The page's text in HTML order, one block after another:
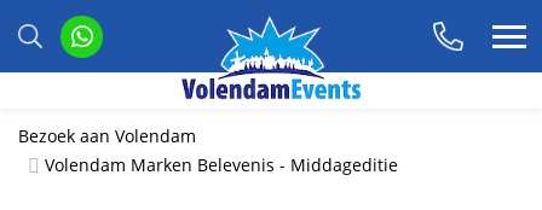
Bezoek aan Volendam
Volendam Marken Belevenis - Middageditie